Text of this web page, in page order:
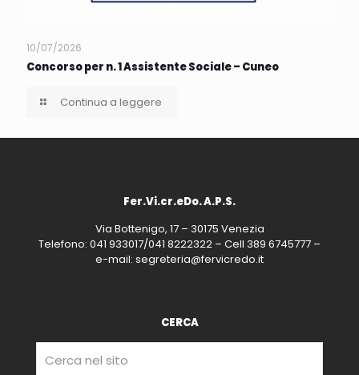
10/07/2026
Concorso per n. 1 Assistente Sociale – Cuneo
Continua a leggere
Fer.Vi.cr.eDo. A.P.S.
Via Bottenigo, 17 – 30175 Venezia
Telefono: 041 933017/041 8222322 – Cell 389 6745777 –
e-mail: segreteria@fervicredo.it
CERCA